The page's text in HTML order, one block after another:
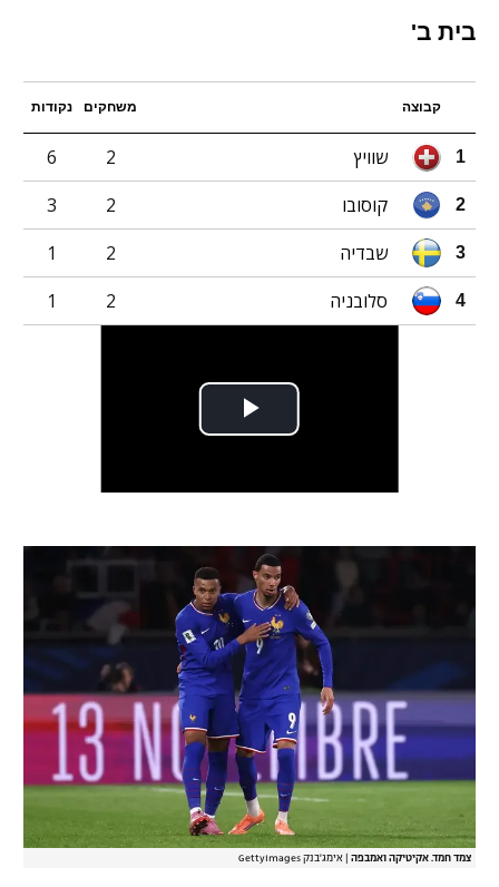
בית ב'
קבוצה משחקים נקודות
1 שוויץ 2
6
2 קוסובו 2
3
3 שבדיה 2
1
4 סלובניה 2
1
צמד חמד. אקיטיקה ואמבפה אימג'בנק GettyImages